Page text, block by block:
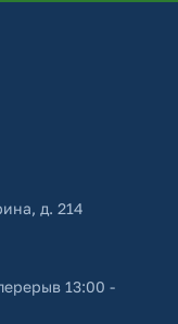
д. 214
13:00 -